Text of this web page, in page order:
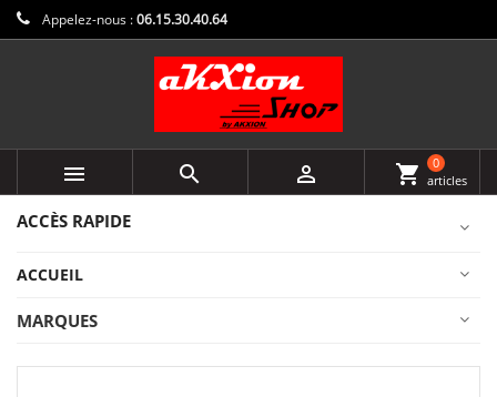
Appelez-nous :06.15.30.40.64
   shopping_cart
0
articles
ACCÈS RAPIDE
ACCUEIL
MARQUES